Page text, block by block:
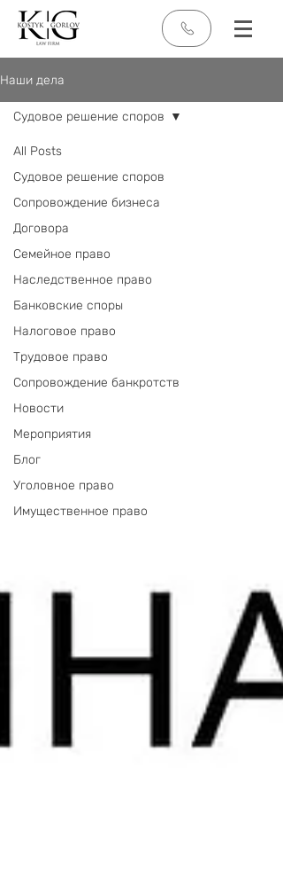
Наши дела
All Posts
Судовое решение споров
Сопровождение бизнеса
Договора
Семейное право
Наследственное право
Банковские споры
Налоговое право
Трудовое право
Сопровождение банкротств
Новости
Мероприятия
Блог
Уголовное право
Имущественное право
Судовое решение споров